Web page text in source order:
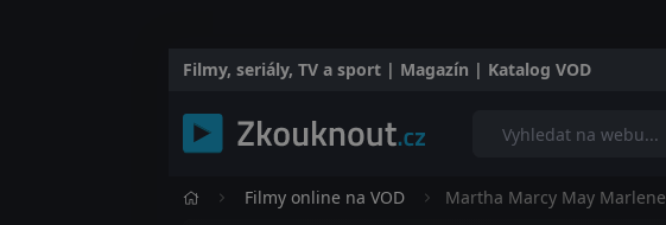
Filmy, seriály, TV a sport | Magazín | Katalog VOD
Filmy online na VOD Martha Marcy May Marlene